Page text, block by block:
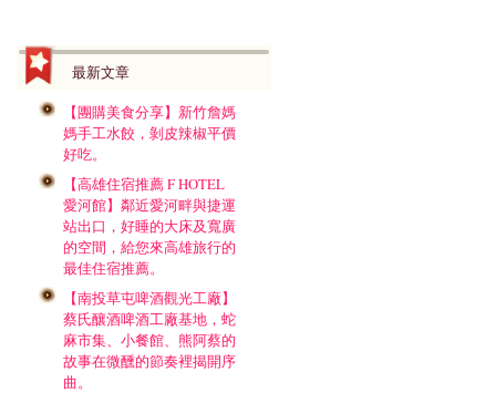
最新文章
【團購美食分享】新竹詹媽
媽手工水餃，剝皮辣椒平價
好吃。
【高雄住宿推薦 F HOTEL
愛河館】鄰近愛河畔與捷運
站出口，好睡的大床及寬廣
的空間，給您來高雄旅行的
最佳住宿推薦。
【南投草屯啤酒觀光工廠】
蔡氏釀酒啤酒工廠基地，蛇
麻市集、小餐館、熊阿蔡的
故事在微醺的節奏裡揭開序
曲。